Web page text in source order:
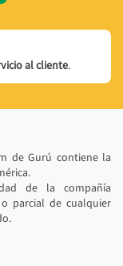
al cliente.
de Gurú contiene la
de la compañía
parcial de cualquier